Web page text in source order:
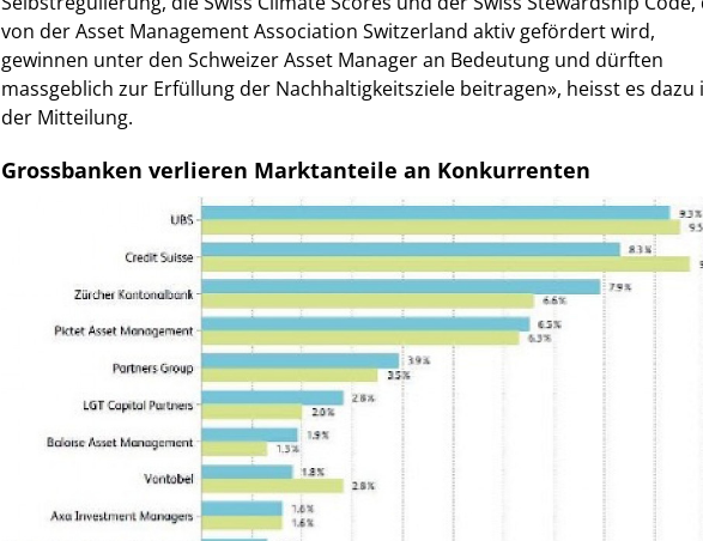
von der Asset Management Association Switzerland aktiv gefördert wird,
gewinnen unter den Schweizer Asset Manager an Bedeutung und dürften
massgeblich zur Erfüllung der Nachhaltigkeitsziele beitragen», heisst es dazu
der Mitteilung.
Grossbanken verlieren Marktanteile an Konkurrenten